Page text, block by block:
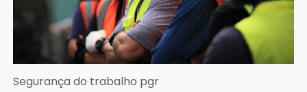
Segurança do trabalho pgr